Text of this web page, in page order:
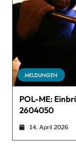
MELDUNGEN
POL-ME:
2604050
14. April 2026